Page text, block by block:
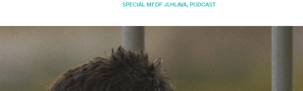
SPECIÁL MFDF JI.HLAVA, PODCAST